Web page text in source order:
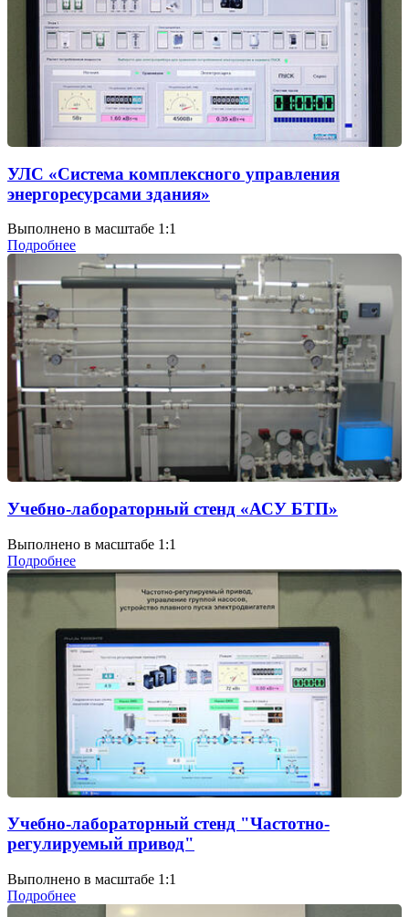
УЛС «Система комплексного управления
энергоресурсами здания»
Выполнено в масштабе 1:1
Подробнее
Учебно-лабораторный стенд «АСУ БТП»
Выполнено в масштабе 1:1
Подробнее
Учебно-лабораторный стенд "Частотно-
регулируемый привод"
Выполнено в масштабе 1:1
Подробнее